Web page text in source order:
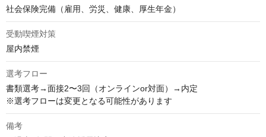
社会保険完備（雇用、労災、健康、厚生年金）
受動喫煙対策
屋内禁煙
選考フロー
書類選考→面接2〜3回（オンラインor対面）→内定
※選考フローは変更となる可能性があります
備考